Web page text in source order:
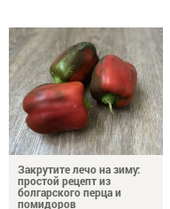
Закрутите лечо на зиму:
простой рецепт из
болгарского перца и
помидоров